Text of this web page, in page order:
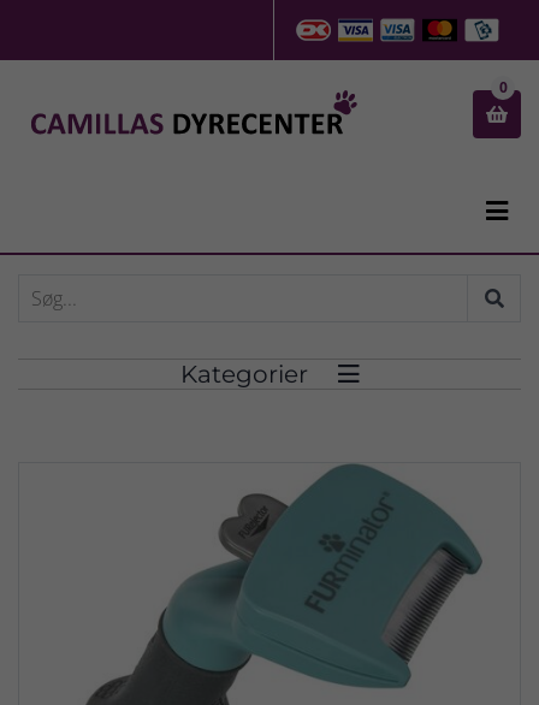

0

Kategorier 